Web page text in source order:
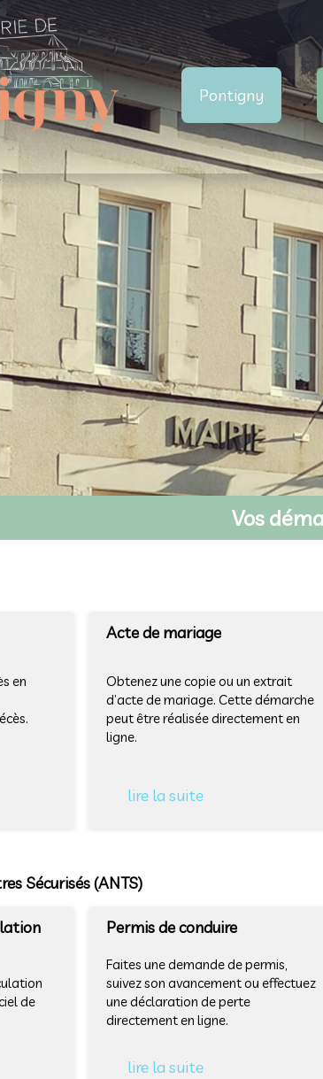
Pontigny
Vos
en
Acte de mariage
Obtenez une copie ou un extrait
d’acte de mariage. Cette démarche
peut être réalisée directement en
ligne.
lire la suite
Sécurisés (ANTS)
de
Permis de conduire
Faites une demande de permis,
suivez son avancement ou effectuez
une déclaration de perte
directement en ligne.
lire la suite